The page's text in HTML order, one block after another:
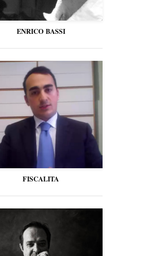
ENRICO BASSI
FISCALITA